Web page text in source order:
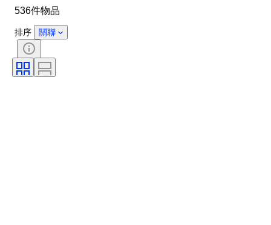
技術
顏色
集換式卡牌類型
季節
等級
536件物品
排序 關聯